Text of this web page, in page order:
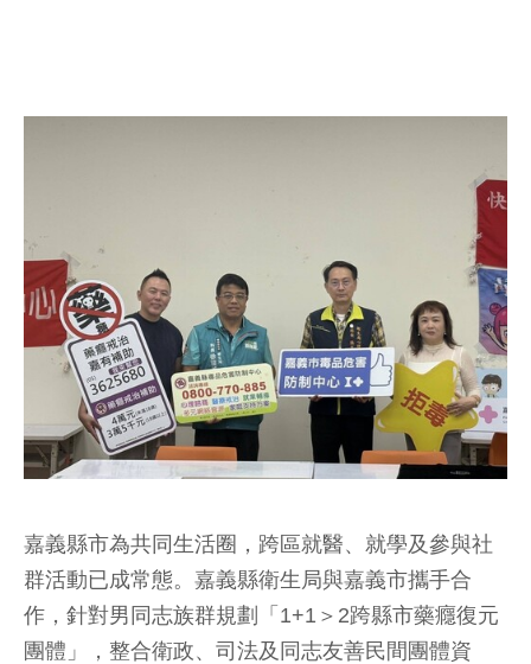
嘉義縣市為共同生活圈，跨區就醫、就學及參與社
群活動已成常態。嘉義縣衛生局與嘉義市攜手合
作，針對男同志族群規劃「1+1＞2跨縣市藥癮復元
團體」，整合衛政、司法及同志友善民間團體資